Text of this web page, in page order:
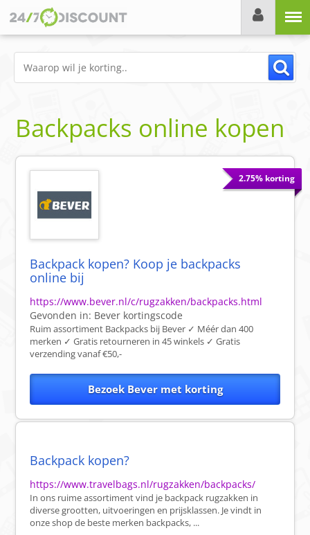
Backpacks online kopen
2.75% korting
Backpack kopen? Koop je backpacks
online bij
https://www.bever.nl/c/rugzakken/backpacks.html
Gevonden in: Bever kortingscode
Ruim assortiment Backpacks bij Bever ✓ Méér dan 400
merken ✓ Gratis retourneren in 45 winkels ✓ Gratis
verzending vanaf €50,-
Bezoek Bever met korting
Backpack kopen?
https://www.travelbags.nl/rugzakken/backpacks/
In ons ruime assortiment vind je backpack rugzakken in
diverse grootten, uitvoeringen en prijsklassen. Je vindt in
onze shop de beste merken backpacks, ...